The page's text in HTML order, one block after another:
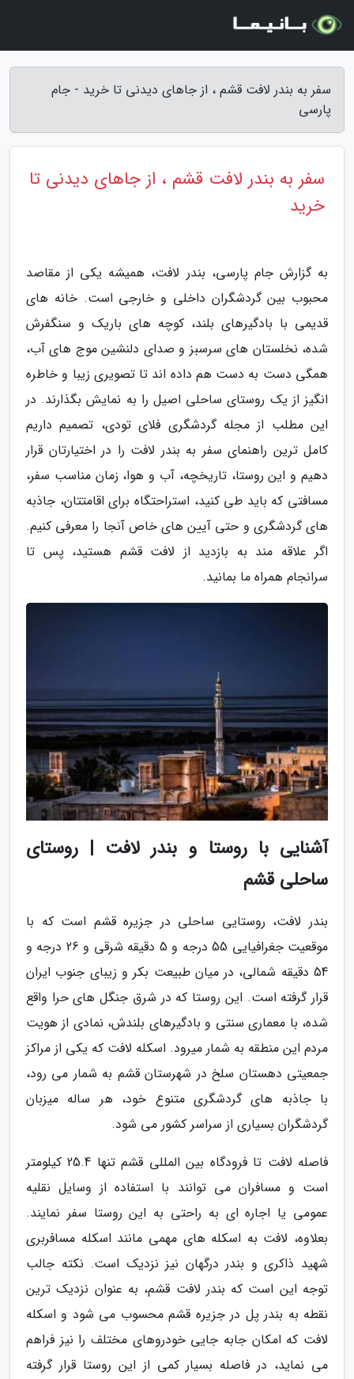
سفر به بندر لافت قشم ، از جاهای دیدنی تا خرید - جام
پارسی
سفر به بندر لافت قشم ، از جاهای دیدنی تا
خرید
به گزارش جام پارسی، بندر لافت، همیشه یکی از مقاصد
محبوب بین گردشگران داخلی و خارجی است. خانه های
قدیمی با بادگیرهای بلند، کوچه های باریک و سنگفرش
شده، نخلستان های سرسبز و صدای دلنشین موج های آب،
همگی دست به دست هم داده اند تا تصویری زیبا و خاطره
انگیز از یک روستای ساحلی اصیل را به نمایش بگذارند. در
این مطلب از مجله گردشگری فلای تودی، تصمیم داریم
کامل ترین راهنمای سفر به بندر لافت را در اختیارتان قرار
دهیم و این روستا، تاریخچه، آب و هوا، زمان مناسب سفر،
مسافتی که باید طی کنید، استراحتگاه برای اقامتتان، جاذبه
های گردشگری و حتی آیین های خاص آنجا را معرفی کنیم.
اگر علاقه مند به بازدید از لافت قشم هستید، پس تا
سرانجام همراه ما بمانید.
آشنایی با روستا و بندر لافت | روستای
ساحلی قشم
بندر لافت، روستایی ساحلی در جزیره قشم است که با
موقعیت جغرافیایی 55 درجه و 5 دقیقه شرقی و 26 درجه و
54 دقیقه شمالی، در میان طبیعت بکر و زیبای جنوب ایران
قرار گرفته است. این روستا که در شرق جنگل های حرا واقع
شده، با معماری سنتی و بادگیرهای بلندش، نمادی از هویت
مردم این منطقه به شمار میرود. اسکله لافت که یکی از مراکز
جمعیتی دهستان سلخ در شهرستان قشم به شمار می رود،
با جاذبه های گردشگری متنوع خود، هر ساله میزبان
گردشگران بسیاری از سراسر کشور می شود.
فاصله لافت تا فرودگاه بین المللی قشم تنها 25.4 کیلومتر
است و مسافران می توانند با استفاده از وسایل نقلیه
عمومی یا اجاره ای به راحتی به این روستا سفر نمایند.
بعلاوه، لافت به اسکله های مهمی مانند اسکله مسافربری
شهید ذاکری و بندر درگهان نیز نزدیک است. نکته جالب
توجه این است که بندر لافت قشم، به عنوان نزدیک ترین
نقطه به بندر پل در جزیره قشم محسوب می شود و اسکله
لافت که امکان جابه جایی خودروهای مختلف را نیز فراهم
می نماید، در فاصله بسیار کمی از این روستا قرار گرفته